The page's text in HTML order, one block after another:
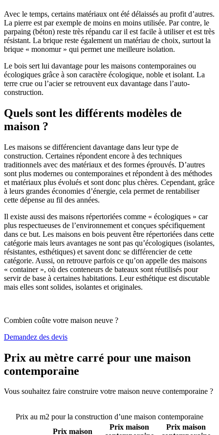
Avec le temps, certains matériaux ont été délaissés au profit d’autres.
La pierre est par exemple de moins en moins utilisée. Par contre, le
parpaing (béton) reste très répandu car il est facile à utiliser et est très
résistant. La brique reste également un matériau de choix, surtout la
brique « monomur » qui permet une meilleure isolation.
Le bois sert lui davantage pour les maisons contemporaines ou
écologiques grâce à son caractère écologique, noble et isolant. La
terre crue ou l’acier se retrouvent eux davantage dans l’auto-
construction.
Quels sont les différents modèles de
maison ?
Les maisons se différencient davantage dans leur type de
construction. Certaines répondent encore à des techniques
traditionnels avec des matériaux et des formes éprouvés. D’autres
sont plus modernes ou contemporaines et répondent à des méthodes
et matériaux plus évolués et sont donc plus chères. Cependant, grâce
à leurs grandes économies d’énergie, cela permet de rentabiliser
cette dépense au fil des années.
Il existe aussi des maisons répertoriées comme « écologiques » car
plus respectueuses de l’environnement et conçues spécifiquement
dans ce but. Les maisons en bois peuvent être répertoriées dans cette
catégorie mais leurs avantages ne sont pas qu’écologiques (isolantes,
résistantes, esthétiques) et savent donc se différencier de cette
catégorie. Aussi, on retrouve parfois ce qu’on appelle des maisons
« container », où des conteneurs de bateaux sont réutilisés pour
servir de base à certaines habitations. Leur esthétique est discutable
mais elles sont solides, isolantes et originales.
Combien coûte votre maison neuve ?
Demandez des devis
Prix au mètre carré pour une maison
contemporaine
Vous souhaitez faire construire votre maison neuve contemporaine ?
Prix au m2 pour la construction d’une maison contemporaine
Prix maison
Prix maison
Prix maison